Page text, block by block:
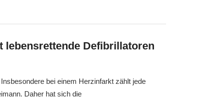
lebensrettende Defibrillatoren
bei einem Herzinfarkt zählt jede
Daher hat sich die